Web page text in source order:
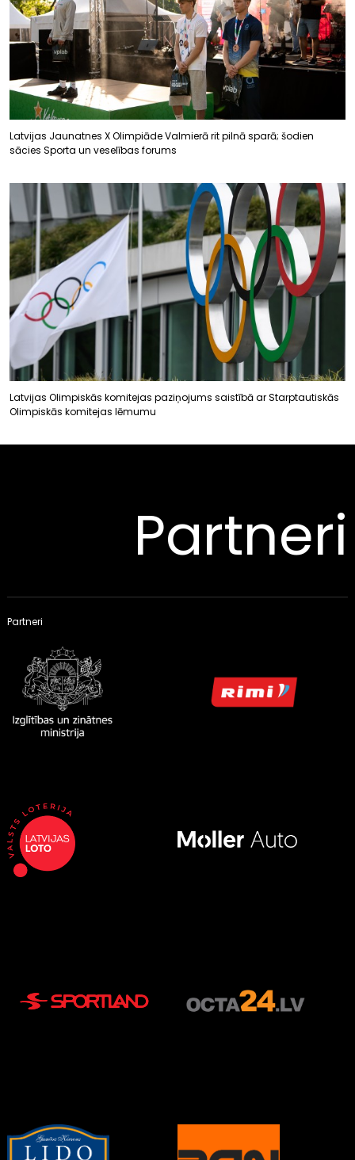
Latvijas Jaunatnes X Olimpiāde Valmierā rit pilnā sparā; šodien
sācies Sporta un veselības forums
Latvijas Olimpiskās komitejas paziņojums saistībā ar Starptautiskās
Olimpiskās komitejas lēmumu
Partneri
Partneri